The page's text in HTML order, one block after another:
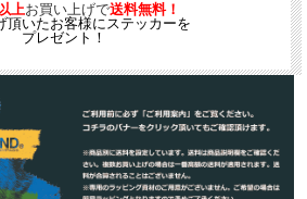
上お買い上げで送料無料！
頂いたお客様にステッカーを
プレゼント！